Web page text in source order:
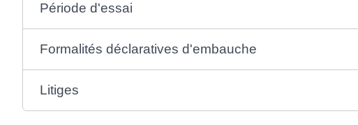
Période d'essai
Formalités déclaratives d'embauche
Litiges